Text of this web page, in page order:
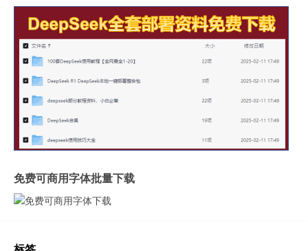
免费可商用字体批量下载